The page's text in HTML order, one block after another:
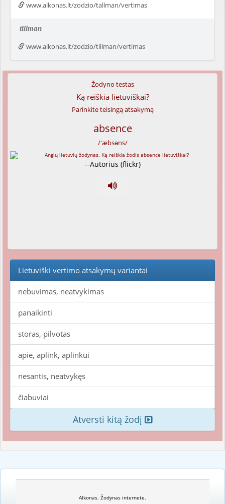
www.alkonas.lt/zodzio/tallman/vertimas
tillman
www.alkonas.lt/zodzio/tillman/vertimas
Žodyno testas
Ką reiškia lietuviškai?
Parinkite teisingą atsakymą
absence
/'æbsəns/
--Autorius (flickr)
Lietuviški vertimo atsakymų variantai
nebuvimas, neatvykimas
panaikinti
storas, pilvotas
apie, aplink, aplinkui
nesantis, neatvykęs
čiabuviai
Atversti kitą žodį
Alkonas. Žodynas internete.